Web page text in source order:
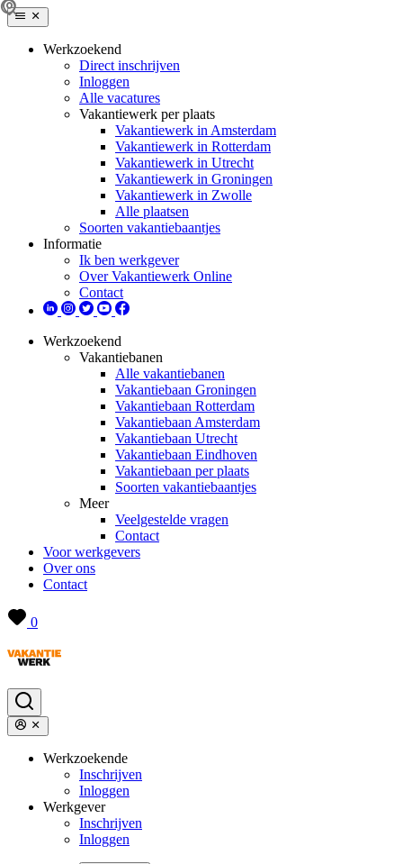
Werkzoekend
Direct inschrijven
Inloggen
Alle vacatures
Vakantiewerk per plaats
Vakantiewerk in Amsterdam
Vakantiewerk in Rotterdam
Vakantiewerk in Utrecht
Vakantiewerk in Groningen
Vakantiewerk in Zwolle
Alle plaatsen
Soorten vakantiebaantjes
Informatie
Ik ben werkgever
Over Vakantiewerk Online
Contact
Werkzoekend
Vakantiebanen
Alle vakantiebanen
Vakantiebaan Groningen
Vakantiebaan Rotterdam
Vakantiebaan Amsterdam
Vakantiebaan Utrecht
Vakantiebaan Eindhoven
Vakantiebaan per plaats
Soorten vakantiebaantjes
Meer
Veelgestelde vragen
Contact
Voor werkgevers
Over ons
Contact
0
Werkzoekende
Inschrijven
Inloggen
Werkgever
Inschrijven
Inloggen